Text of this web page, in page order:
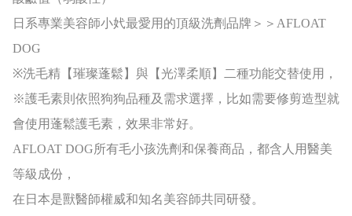
日系專業美容師小㚤最愛用的頂級洗劑品牌＞＞AFLOAT
DOG
※洗毛精【璀璨蓬鬆】與【光澤柔順】二種功能交替使用，
※護毛素則依照狗狗品種及需求選擇，比如需要修剪造型就
會使用蓬鬆護毛素，效果非常好。
AFLOAT DOG所有毛小孩洗劑和保養商品，都含人用醫美
等級成份，
在日本是獸醫師權威和知名美容師共同研發。